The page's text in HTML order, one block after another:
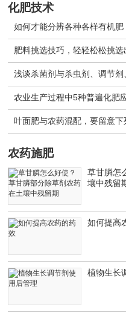
化肥技术
如何才能分辨各种各样有机
肥料挑选技巧，轻轻松松挑选
浅谈杀菌剂与杀虫剂、调节
农业生产过程中5种普遍化肥
叶面肥与农药混配，要留意
农药施肥
草甘膦怎
壤中残留
如何提高
植物生长